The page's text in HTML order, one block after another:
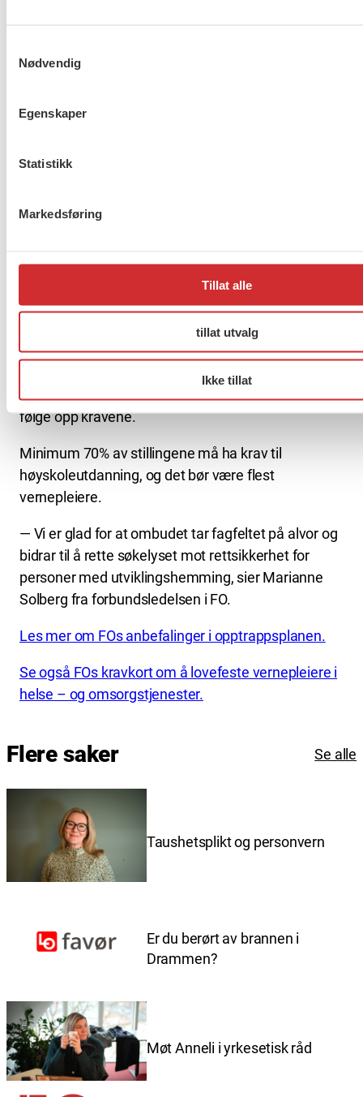
Nødvendig
Egenskaper
Statistikk
Markedsføring
Tillat alle
tillat utvalg
Ikke tillat
FO mener det må stilles krav til bemanning og
kompetanse for å sikre forsvarlige tjenester til
personer med utviklingshemming, og tilsyns- og
sanksjonsordninger som forplikter kommunene til å
følge opp kravene.
Minimum 70% av stillingene må ha krav til
høyskoleutdanning, og det bør være flest
vernepleiere.
— Vi er glad for at ombudet tar fagfeltet på alvor og
bidrar til å rette søkelyset mot rettsikkerhet for
personer med utviklingshemming, sier Marianne
Solberg fra forbundsledelsen i FO.
Les mer om FOs anbefalinger i opptrappsplanen.
Se også FOs kravkort om å lovefeste vernepleiere i
helse – og omsorgstjenester.
Flere saker Se alle
Taushetsplikt og personvern
Er du berørt av brannen i
Drammen?
Møt Anneli i yrkesetisk råd